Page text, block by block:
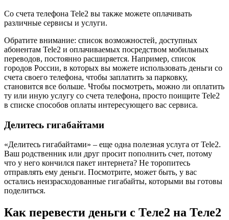
Со счета телефона Tele2 вы также можете оплачивать
различные сервисы и услуги.
Обратите внимание: список возможностей, доступных
абонентам Tele2 и оплачиваемых посредством мобильных
переводов, постоянно расширяется. Например, список
городов России, в которых вы можете использовать деньги со
счета своего телефона, чтобы заплатить за парковку,
становится все больше. Чтобы посмотреть, можно ли оплатить
ту или иную услугу со счета телефона, просто поищите Tele2
в списке способов оплаты интересующего вас сервиса.
Делитесь гигабайтами
«Делитесь гигабайтами» – еще одна полезная услуга от Tele2.
Ваш родственник или друг просит пополнить счет, потому
что у него кончился пакет интернета? Не торопитесь
отправлять ему деньги. Посмотрите, может быть, у вас
остались неизрасходованные гигабайты, которыми вы готовы
поделиться.
Как перевести деньги с Теле2 на Теле2